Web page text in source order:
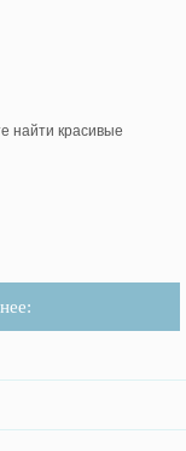
найти красивые